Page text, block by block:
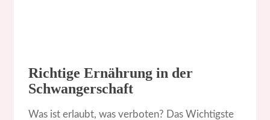
Richtige Ernährung in der
Schwangerschaft
Was ist erlaubt, was verboten? Das Wichtigste